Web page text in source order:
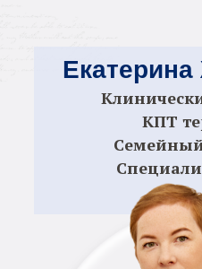
КПТ